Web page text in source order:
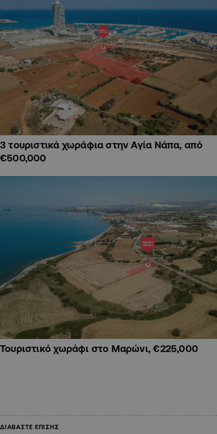
3 τουριστικά χωράφια στην Αγία Νάπα, από
€500,000
Τουριστικό χωράφι στο Μαρώνι, €225,000
ΔΙΑΒΑΣΤΕ ΕΠΙΣΗΣ